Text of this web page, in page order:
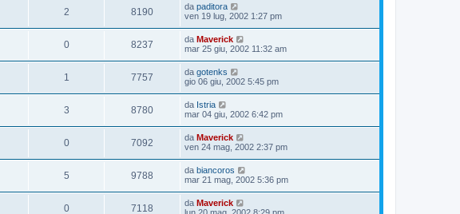
2 8190 da paditora
ven 19 lug, 2002 1:27 pm
0 8237 da Maverick
mar 25 giu, 2002 11:32 am
1 7757 da gotenks
gio 06 giu, 2002 5:45 pm
3 8780 da Istria
mar 04 giu, 2002 6:42 pm
0 7092 da Maverick
ven 24 mag, 2002 2:37 pm
5 9788 da biancoros
mar 21 mag, 2002 5:36 pm
0 7118 da Maverick